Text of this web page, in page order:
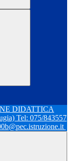
DIDATTICA
Tel: 075/843557